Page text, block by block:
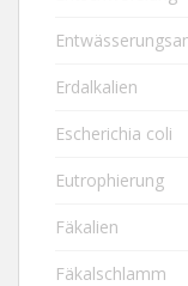
Erdalkalien
Escherichia coli
Eutrophierung
Fäkalien
Fäkalschlamm